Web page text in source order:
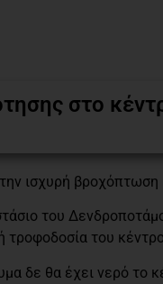
στο
ισχυρή
του
του
δε θα έχει νερό το